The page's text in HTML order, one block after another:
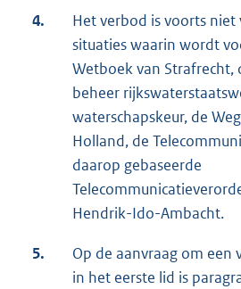
4.
Het verbod is voorts niet
situaties waarin wordt
Wetboek van Strafrecht,
beheer
waterschapskeur, de
Holland, de
daarop gebaseerde
Hendrik-Ido-Ambacht.
5.
Op de aanvraag om een
in het eerste lid is